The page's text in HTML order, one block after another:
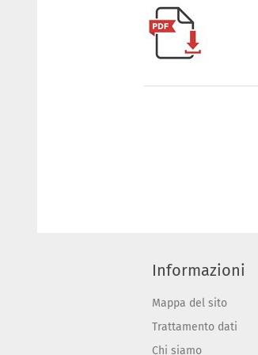
Informazioni
Mappa del sito
Trattamento dati
Chi siamo